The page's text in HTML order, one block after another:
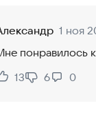
пост или
и дойти до
1 ноя
понравилось
13
Не нравится:
6 0